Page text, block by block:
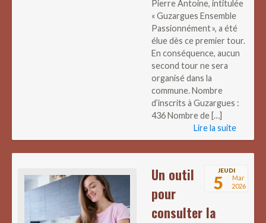
Pierre Antoine, intitulée
« Guzargues Ensemble
Passionnément », a été
élue dès ce premier tour.
En conséquence, aucun
second tour ne sera
organisé dans la
commune. Nombre
d’inscrits à Guzargues :
436 Nombre de […]
Lire la suite
JEUDI
5
Mar
2026
Un outil
pour
consulter la